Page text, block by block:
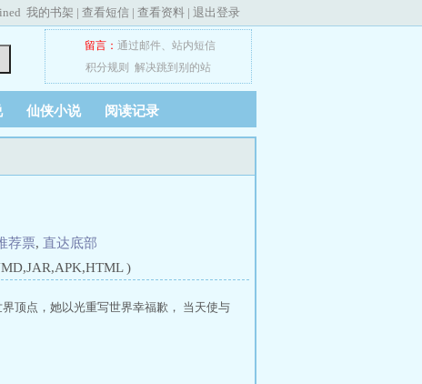
我的书架 | 查看短信 | 查看资料 | 退出登录
留言： 通过邮件、 站内短信
积分规则
解决跳到别的站
仙侠小说 阅读记录
荐票, 直达底部
)
顶点，她以光重写世界幸福歉， 当天使与